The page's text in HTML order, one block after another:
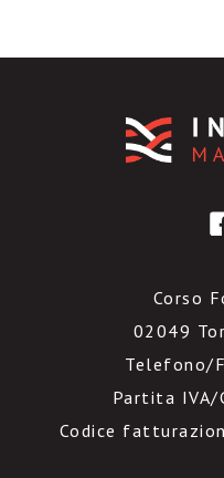
Corso
02049
Telefono/
Partita IVA/
Codice